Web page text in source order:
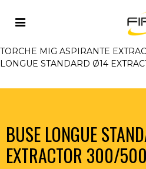
Accueil
TORCHES MIG
TORCHE MIG ASPIRANTE
LONGUE STANDARD Ø14
BUSE LONGUE
EXTRACTOR 300/500